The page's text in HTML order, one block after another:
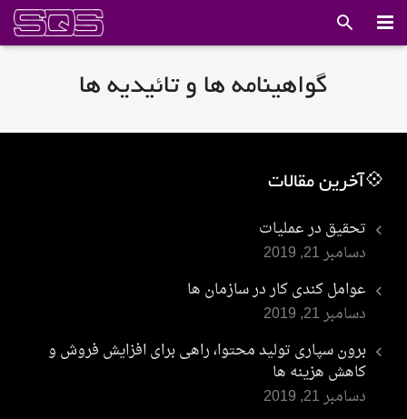
مقالات
لینک های مفید
دانلود استانداردها
تماس با ما
گواهینامه ها و تائیدیه ها
💠آخرین مقالات
تحقیق در عملیات
دسامبر 21, 2019
عوامل کندی کار در سازمان ها
دسامبر 21, 2019
برون سپاری تولید محتوا، راهی برای افزایش فروش و
کاهش هزینه ها
دسامبر 21, 2019